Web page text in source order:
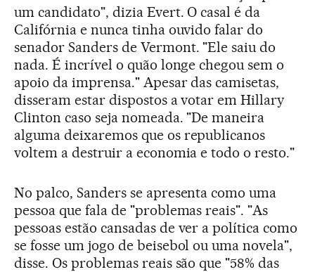
um candidato", dizia Evert. O casal é da
Califórnia e nunca tinha ouvido falar do
senador Sanders de Vermont. "Ele saiu do
nada. É incrível o quão longe chegou sem o
apoio da imprensa." Apesar das camisetas,
disseram estar dispostos a votar em Hillary
Clinton caso seja nomeada. "De maneira
alguma deixaremos que os republicanos
voltem a destruir a economia e todo o resto."
No palco, Sanders se apresenta como uma
pessoa que fala de "problemas reais". "As
pessoas estão cansadas de ver a política como
se fosse um jogo de beisebol ou uma novela",
disse. Os problemas reais são que "58% das